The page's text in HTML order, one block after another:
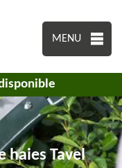
MENU
haies Tavel